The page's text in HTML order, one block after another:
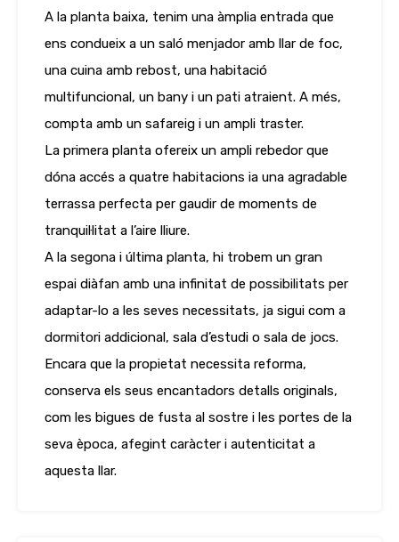
A la planta baixa, tenim una àmplia entrada que
ens condueix a un saló menjador amb llar de foc,
una cuina amb rebost, una habitació
multifuncional, un bany i un pati atraient. A més,
compta amb un safareig i un ampli traster.
La primera planta ofereix un ampli rebedor que
dóna accés a quatre habitacions ia una agradable
terrassa perfecta per gaudir de moments de
tranquil·litat a l’aire lliure.
A la segona i última planta, hi trobem un gran
espai diàfan amb una infinitat de possibilitats per
adaptar-lo a les seves necessitats, ja sigui com a
dormitori addicional, sala d’estudi o sala de jocs.
Encara que la propietat necessita reforma,
conserva els seus encantadors detalls originals,
com les bigues de fusta al sostre i les portes de la
seva època, afegint caràcter i autenticitat a
aquesta llar.